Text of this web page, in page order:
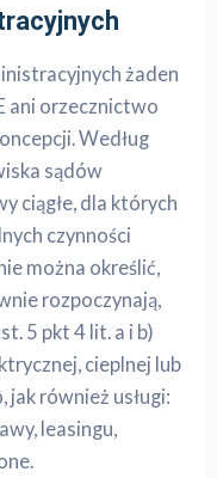
żaden
ani orzecznictwo
Według
sądów
ciągłe, dla których
czynności
można określić,
rozpoczynają,
5 pkt 4 lit. a i b)
cieplnej lub
jak również usługi:
leasingu,